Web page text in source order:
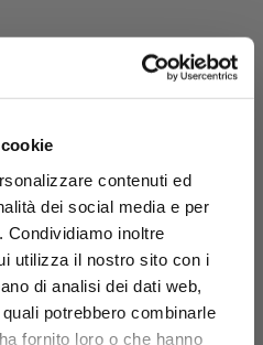
contenuti ed
dei social media e per
Condividiamo inoltre
utilizza il nostro sito con i
di analisi dei dati web,
potrebbero combinarle
fornito loro o che hanno
sinistra
100% lino tinto in filo -
VISTI DI RECENTE
e ottieni
regalo di
!